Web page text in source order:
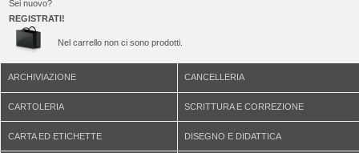
Sei nuovo?
REGISTRATI!
Nel carrello non ci sono prodotti.
ARCHIVIAZIONE CANCELLERIA
CARTOLERIA SCRITTURA E CORREZIONE
CARTA ED ETICHETTE DISEGNO E DIDATTICA